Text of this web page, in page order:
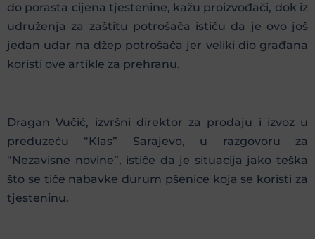
do porasta cijena tjestenine, kažu proizvođači, dok iz
udruženja za zaštitu potrošača ističu da je ovo još
jedan udar na džep potrošača jer veliki dio građana
koristi ove artikle za prehranu.
Dragan Vučić, izvršni direktor za prodaju i izvoz u
preduzeću “Klas” Sarajevo, u razgovoru za
“Nezavisne novine”, ističe da je situacija jako teška
što se tiče nabavke durum pšenice koja se koristi za
tjesteninu.